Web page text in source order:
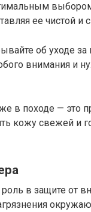
ее чистой и
об уходе за
внимания и
в походе — это
кожу свежей и
в защите от